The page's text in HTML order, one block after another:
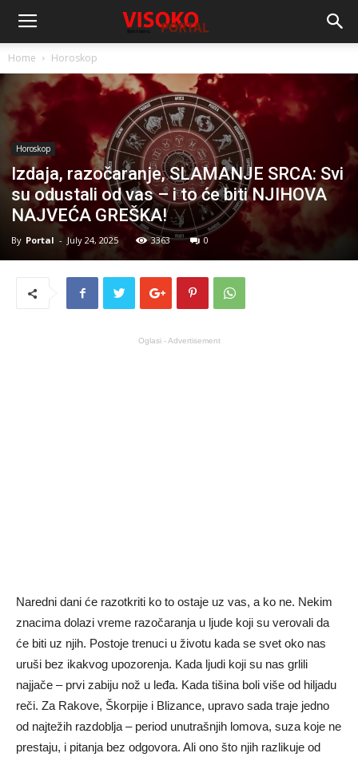
Home Horoskop
Horoskop
Izdaja, razočaranje, SLAMANJE SRCA: Svi
su odustali od vas – i to će biti NJIHOVA
NAJVEĆA GREŠKA!
By Portal - July 24, 2025 3363 0
Oglasi - Advertisement
Naredni dani će razotkriti ko to ostaje uz vas, a ko ne. Nekim
znacima dolazi vreme razočaranja u ljude koji su verovali da
će biti uz njih. Postoje trenuci u životu kada se svet oko nas
uruši bez ikakvog upozorenja. Kada ljudi koji su nas grlili
najjače – prvi zabiju nož u leđa. Kada tišina boli više od hiljadu
reči. Za Rakove, Škorpije i Blizance, upravo sada traje jedno
od najtežih razdoblja – period unutrašnjih lomova, suza koje ne
prestaju, i pitanja bez odgovora. Ali ono što njih razlikuje od